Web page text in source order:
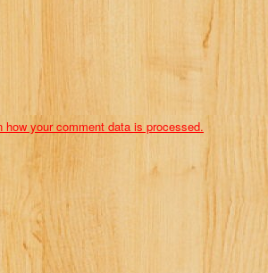
how your comment data is processed.